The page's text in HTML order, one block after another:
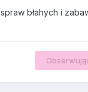
błahych i